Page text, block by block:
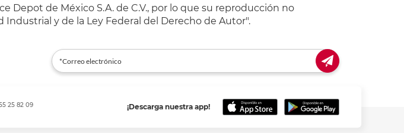
Depot de México S.A. de C.V., por lo que su reproducción no
y de la Ley Federal del Derecho de Autor".
¡Descarga nuestra app!
25 82 09